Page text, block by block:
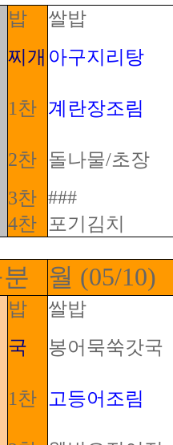
밥
쌀밥
찌개 아구지리탕
1찬 계란장조림
2찬 돌나물/초장
3찬 ###
4찬
포기김치
월 (05/10)
밥
쌀밥
국 봉어묵쑥갓국
1찬 고등어조림